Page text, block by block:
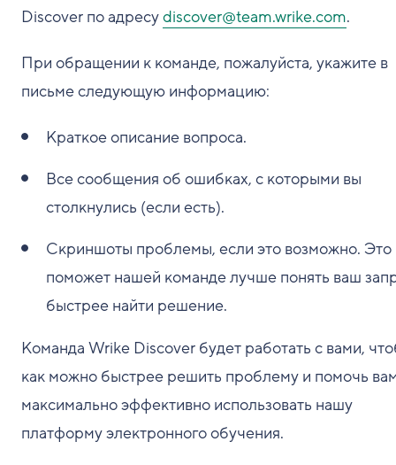
Discover по адресуdiscover@team.wrike.com.
При обращении к команде, пожалуйста, укажите в
письме следующую информацию:
Краткое описание вопроса.
Все сообщения об ошибках, с которыми вы
столкнулись (если есть).
Скриншоты проблемы, если это возможно. Это
поможет нашей команде лучше понять ваш
быстрее найти решение.
Команда Wrike Discover будет работать с вами,
как можно быстрее решить проблему и помочь
максимально эффективно использовать нашу
платформу электронного обучения.